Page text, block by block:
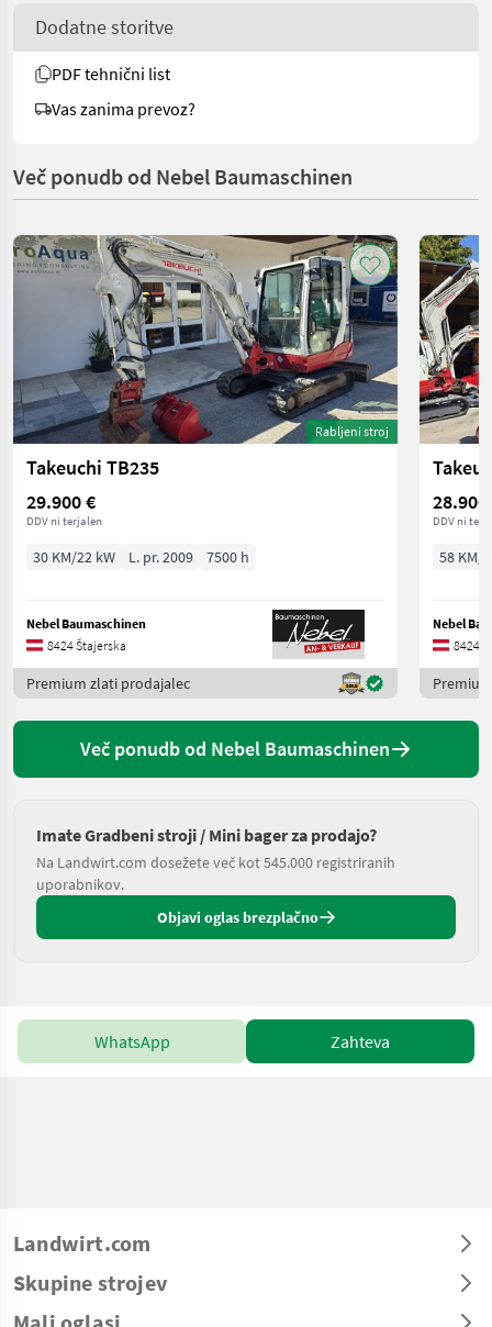
Dodatne storitve
PDF tehnični list
Vas zanima prevoz?
Več ponudb od Nebel Baumaschinen
Rabljeni stroj
Takeuchi TB235
29.900 €
DDV ni terjalen
30 KM/22 kW L. pr. 2009 7500 h
Nebel Baumaschinen
8424 Štajerska
Premium zlati prodajalec
28.900
DDV ni
58 KM/
Nebel
8424
Več ponudb od Nebel Baumaschinen
Imate Gradbeni stroji / Mini bager za prodajo?
Na Landwirt.com dosežete več kot 545.000 registriranih
uporabnikov.
Objavi oglas brezplačno
WhatsApp Zahteva
Landwirt.com
Skupine strojev